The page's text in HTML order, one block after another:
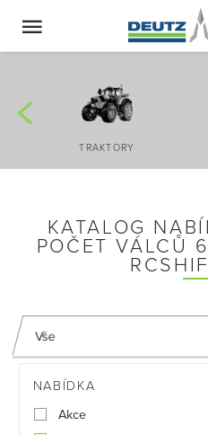
TRAKTORY
KATALOG
POČET VÁLCŮ
NABÍDKA
Akce